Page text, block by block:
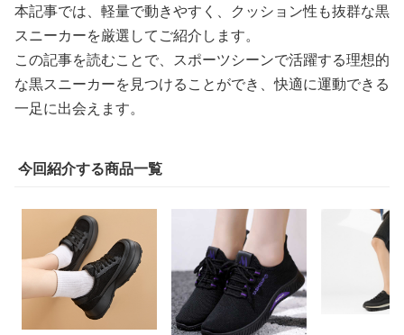
本記事では、軽量で動きやすく、クッション性も抜群な黒
スニーカーを厳選してご紹介します。
この記事を読むことで、スポーツシーンで活躍する理想的
な黒スニーカーを見つけることができ、快適に運動できる
一足に出会えます。
今回紹介する商品一覧